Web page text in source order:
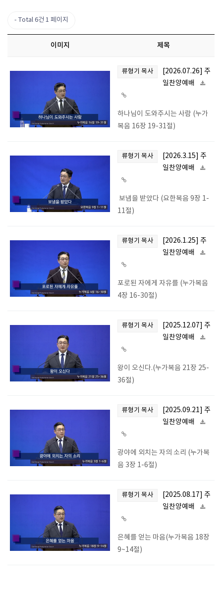
Total 6건 1 페이지
이미지 제목
류형기 목사
[2026.07.26] 주
일찬양예배
하나님이 도와주시는 사람 (누가
복음 16장 19-31절)
류형기 목사
[2026.3.15] 주
일찬양예배
보냄을 받았다 (요한복음 9장 1-
11절)
류형기 목사
[2026.1.25] 주
일찬양예배
포로된 자에게 자유를 (누가복음
4장 16-30절)
류형기 목사
[2025.12.07] 주
일찬양예배
왕이 오신다.(누가복음 21장 25-
36절)
류형기 목사
[2025.09.21] 주
일찬양예배
광야에 외치는 자의 소리 (누가복
음 3장 1-6절)
류형기 목사
[2025.08.17] 주
일찬양예배
은혜를 얻는 마음(누가복음 18장
9~14절)